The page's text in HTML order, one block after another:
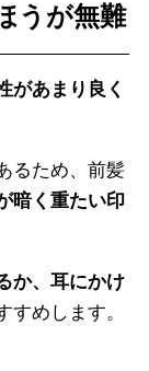
うが無難
があまり良く
るため、前髪
暗く重たい印
か、耳にかけ
すめします。